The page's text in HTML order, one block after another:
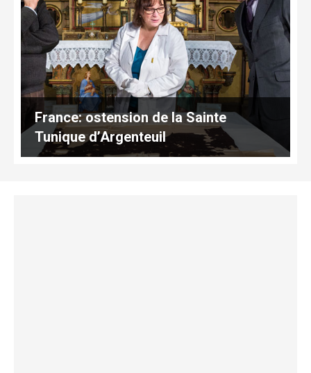
France: ostension de la Sainte
Tunique d’Argenteuil